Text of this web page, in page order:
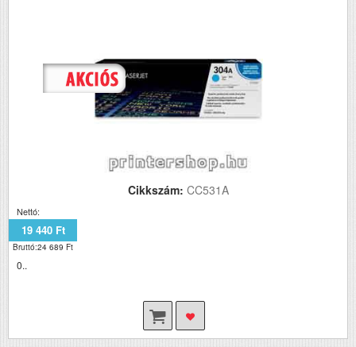
Cikkszám: CC531A
Nettó:
19 440 Ft
Bruttó:24 689 Ft
0..